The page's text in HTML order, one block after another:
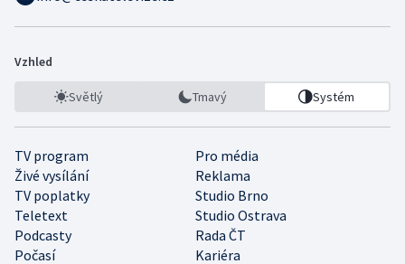
Vzhled
Světlý Tmavý Systém
TV program
Pro média
Živé vysílání
Reklama
TV poplatky
Studio Brno
Teletext
Studio Ostrava
Podcasty
Rada ČT
Počasí
Kariéra